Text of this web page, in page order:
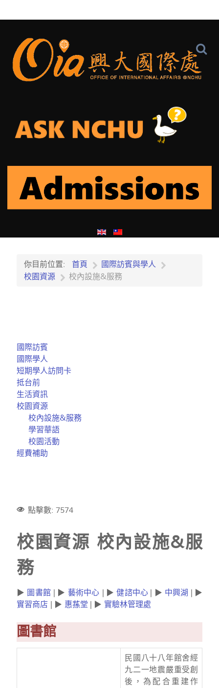
你目前位置: 首頁
國際訪賓與學人
校園資源
校內設施&服務
國際訪賓
國際學人
短期學人訪問卡
抵台前
生活資訊
校園資源
校內設施&服務
學習華語
校園活動
經費補助
點擊數: 7574
校園資源 校內設施&服
務
▶ 圖書館 | ▶ 藝術中心 | ▶健諮中心 | ▶ 中興湖
| ▶
實習商店 | ▶ 惠蓀堂 | ▶ 實驗林管理處
圖書館
民國八十八年館舍經
九二一地震嚴重受創
後，為配合重建作